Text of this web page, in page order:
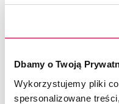
Dbamy o Twoją
Wykorzystujemy pliki
spersonalizowane